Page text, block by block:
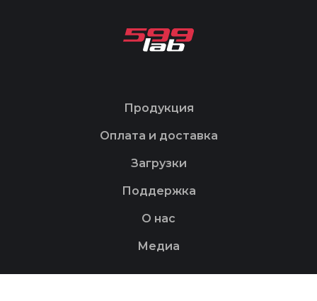
Продукция
Оплата и доставка
Загрузки
Поддержка
О нас
Медиа